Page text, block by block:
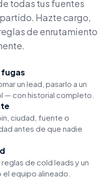
todas tus fuentes
Hazte cargo,
de enrutamiento
un lead, pasarlo a un
— con historial completo.
ciudad, fuente o
antes de que nadie
de cold leads y un
equipo alineado.